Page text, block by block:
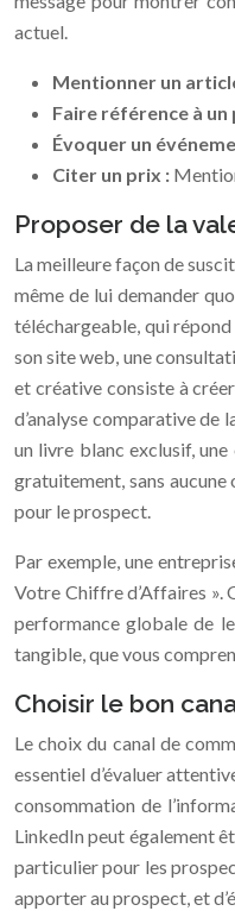
actuel.
Mentionner un
Faire référence à
Évoquer un
Citer un prix :
Proposer de la
La meilleure façon de
même de lui demander
téléchargeable, qui
son site web, une
et créative consiste à
d’analyse comparative de
un livre blanc exclusif,
gratuitement, sans
pour le prospect.
Par exemple, une
Votre Chiffre d’Affaires ».
performance globale de
tangible, que vous
Choisir le bon
Le choix du canal de
essentiel d’évaluer
consommation de
LinkedIn peut également
particulier pour les
apporter au prospect, et